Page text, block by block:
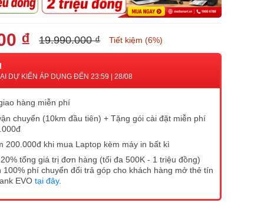
₫ 19.990.000 ₫ Tiết kiệm (6%)
DỰ KIẾN ÁP DỤNG ĐẾN 23:59 | 28/08
hàng miễn phí
chuyển (10km đầu tiên) + Tặng gói cài đặt miễn phí
200.000đ khi mua Laptop kèm máy in bất kì
tổng giá trị đơn hàng (tối đa 500K - 1 triệu đồng)
100% phí chuyển đổi trả góp cho khách hàng mở thẻ tín
EVO tại đây.